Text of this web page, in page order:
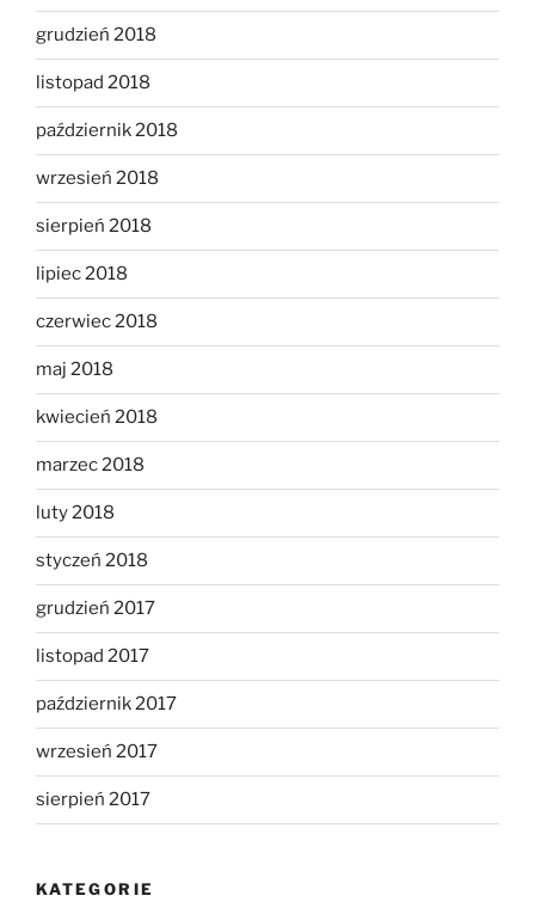
grudzień 2018
listopad 2018
październik 2018
wrzesień 2018
sierpień 2018
lipiec 2018
czerwiec 2018
maj 2018
kwiecień 2018
marzec 2018
luty 2018
styczeń 2018
grudzień 2017
listopad 2017
październik 2017
wrzesień 2017
sierpień 2017
KATEGORIE